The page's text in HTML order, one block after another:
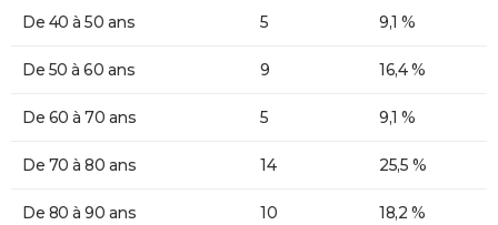
De 40 à 50 ans 5 9,1 %
De 50 à 60 ans 9 16,4 %
De 60 à 70 ans 5 9,1 %
De 70 à 80 ans 14 25,5 %
De 80 à 90 ans 10 18,2 %